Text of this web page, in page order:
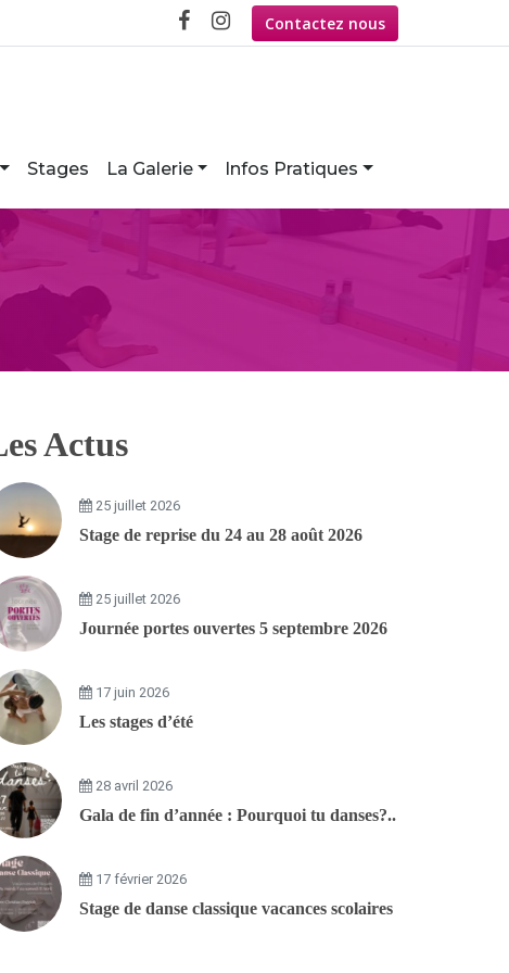
Contactez nous
Stages La Galerie Infos Pratiques
Actus
25 juillet 2026
Stage de reprise du 24 au 28 août 2026
25 juillet 2026
Journée portes ouvertes 5 septembre 2026
17 juin 2026
Les stages d’été
28 avril 2026
Gala de fin d’année : Pourquoi tu danses?..
17 février 2026
Stage de danse classique vacances scolaires